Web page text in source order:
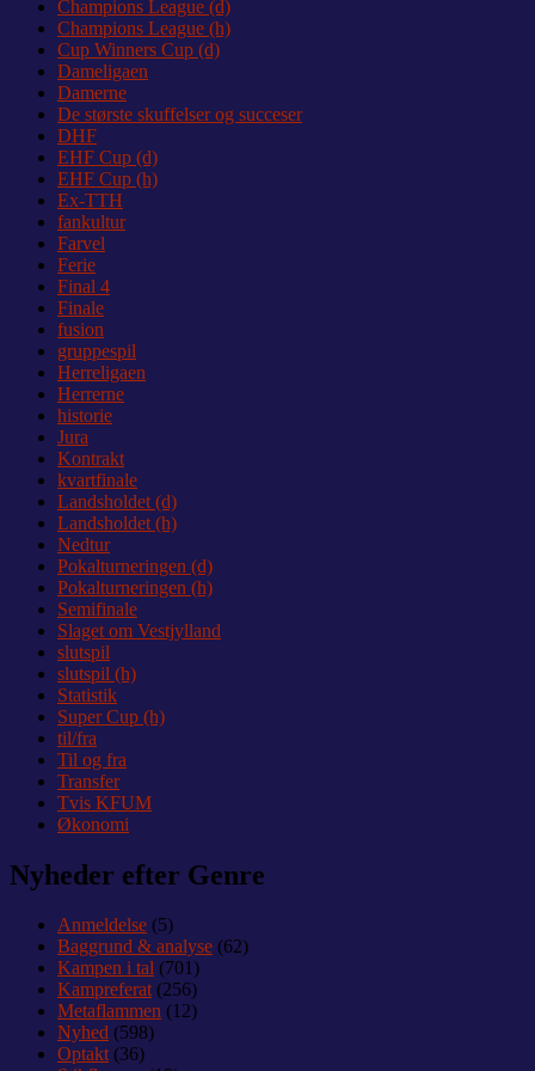
Champions League (d)
Champions League (h)
Cup Winners Cup (d)
Dameligaen
Damerne
De største skuffelser og succeser
DHF
EHF Cup (d)
EHF Cup (h)
Ex-TTH
fankultur
Farvel
Ferie
Final 4
Finale
fusion
gruppespil
Herreligaen
Herrerne
historie
Jura
Kontrakt
kvartfinale
Landsholdet (d)
Landsholdet (h)
Nedtur
Pokalturneringen (d)
Pokalturneringen (h)
Semifinale
Slaget om Vestjylland
slutspil
slutspil (h)
Statistik
Super Cup (h)
til/fra
Til og fra
Transfer
Tvis KFUM
Økonomi
Nyheder efter Genre
Anmeldelse (5)
Baggrund & analyse (62)
Kampen i tal (701)
Kampreferat(256)
Metaflammen (12)
Nyhed (598)
Optakt(36)